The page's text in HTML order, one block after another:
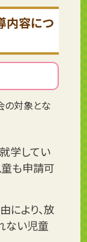
内容につ
の対象とな
学してい
も申請可
により、放
ない児童